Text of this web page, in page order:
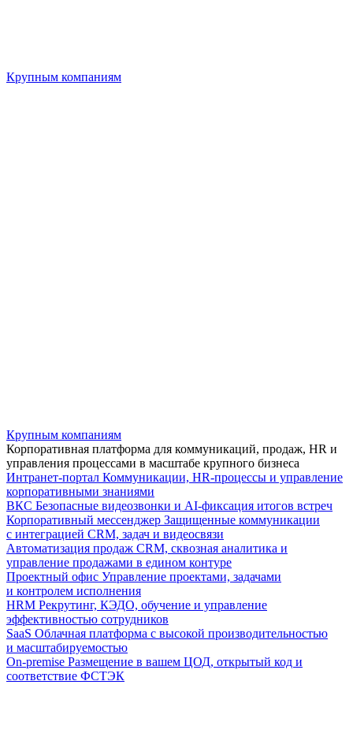
Крупным компаниям
Крупным компаниям
Корпоративная платформа для коммуникаций, продаж, HR и
управления процессами в масштабе крупного бизнеса
Интранет-портал Коммуникации, HR-процессы и управление
корпоративными знаниями
ВКС Безопасные видеозвонки и AI-фиксация итогов встреч
Корпоративный мессенджер Защищенные коммуникации
с интеграцией CRM, задач и видеосвязи
Автоматизация продаж CRM, сквозная аналитика и
управление продажами в едином контуре
Проектный офис Управление проектами, задачами
и контролем исполнения
HRM Рекрутинг, КЭДО, обучение и управление
эффективностью сотрудников
SaaS Облачная платформа с высокой производительностью
и масштабируемостью
On-premise Размещение в вашем ЦОД, открытый код и
соответствие ФСТЭК